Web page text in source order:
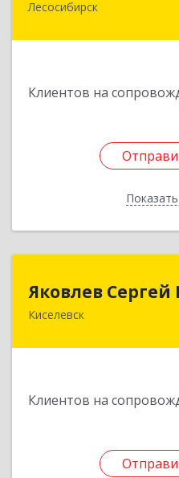
Лесосибирск
Клиентов на
Яковлев
Киселевск
Клиентов на
Яковлев
650002,